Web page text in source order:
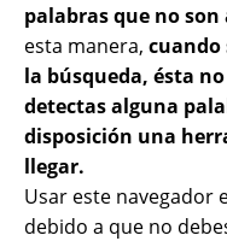
palabras que no
esta manera, cuando
la búsqueda, ésta
detectas alguna
disposición una
llegar.
Usar este navegador
debido a que no